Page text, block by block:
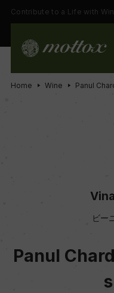
Contribute to a Life with
Home Wine Panul
ビー
Panul